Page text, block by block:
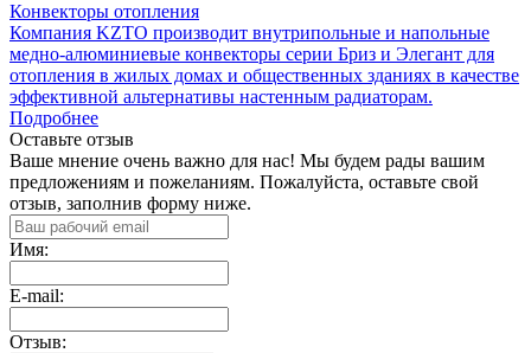
Конвекторы отопления
Компания KZTO производит внутрипольные и напольные
медно-алюминиевые конвекторы серии Бриз и Элегант для
отопления в жилых домах и общественных зданиях в качестве
эффективной альтернативы настенным радиаторам.
Подробнее
Оставьте отзыв
Ваше мнение очень важно для нас! Мы будем рады вашим
предложениям и пожеланиям. Пожалуйста, оставьте свой
отзыв, заполнив форму ниже.
Имя:
E-mail:
Отзыв: